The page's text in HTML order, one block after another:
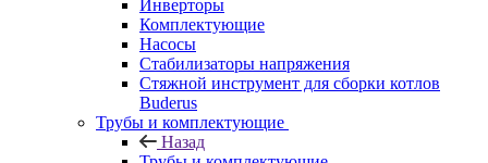
Инверторы
Комплектующие
Насосы
Стабилизаторы напряжения
Стяжной инструмент для сборки котлов
Buderus
Трубы и комплектующие
Назад